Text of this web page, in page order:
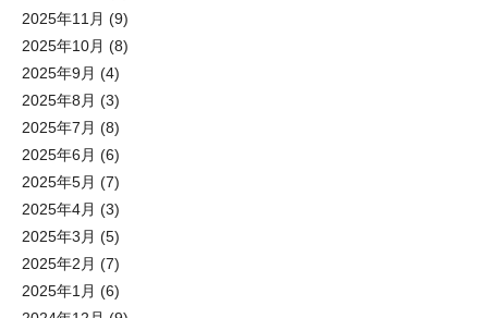
2025年11月 (9)
2025年10月 (8)
2025年9月 (4)
2025年8月 (3)
2025年7月 (8)
2025年6月 (6)
2025年5月 (7)
2025年4月 (3)
2025年3月 (5)
2025年2月 (7)
2025年1月 (6)